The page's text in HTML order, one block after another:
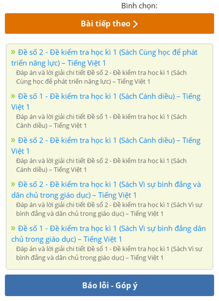
Bình chọn:
Bài tiếp theo
Đề số 2 - Đề kiểm tra học kì 1 (Sách Cùng học để phát
triển năng lực) – Tiếng Việt 1
Đáp án và lời giải chi tiết Đề số 2 - Đề kiểm tra học kì 1 (Sách
Cùng học để phát triển năng lực) – Tiếng Việt 1
Đề số 1 - Đề kiểm tra học kì 1 (Sách Cánh diều) – Tiếng
Việt 1
Đáp án và lời giải chi tiết Đề số 1 - Đề kiểm tra học kì 1 (Sách
Cánh diều) – Tiếng Việt 1
Đề số 2 - Đề kiểm tra học kì 1 (Sách Cánh diều) – Tiếng
Việt 1
Đáp án và lời giải chi tiết Đề số 2 - Đề kiểm tra học kì 1 (Sách
Cánh diều) – Tiếng Việt 1
Đề số 2 - Đề kiểm tra học kì 1 (Sách Vì sự bình đẳng và
dân chủ trong giáo dục) – Tiếng Việt 1
Đáp án và lời giải chi tiết Đề số 2 - Đề kiểm tra học kì 1 (Sách Vì sự
bình đẳng và dân chủ trong giáo dục) – Tiếng Việt 1
Đề số 1 - Đề kiểm tra học kì 1 (Sách Vì sự bình đẳng dân
chủ trong giáo dục) – Tiếng Việt 1
Đáp án và lời giải chi tiết Đề số 1 - Đề kiểm tra học kì 1 (Sách Vì sự
bình đẳng và dân chủ trong giáo dục) – Tiếng Việt 1
Báo lỗi - Góp ý